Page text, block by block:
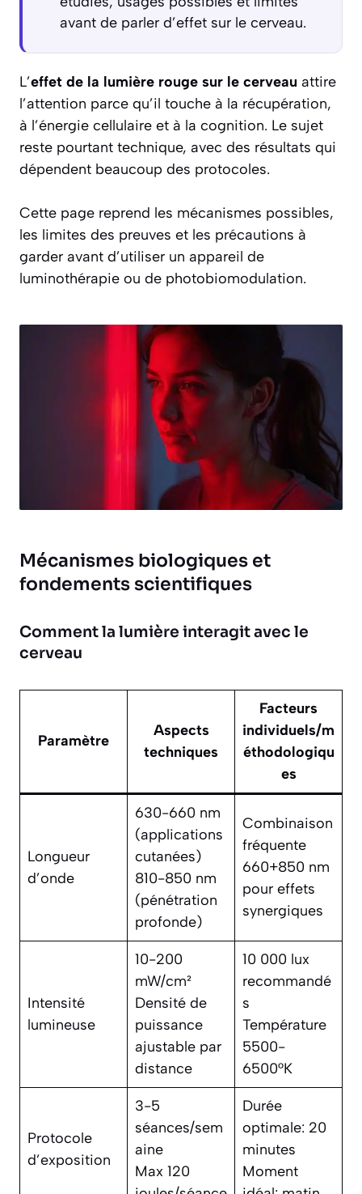
avant de parler d’effet sur le cerveau.
L’effet de la lumière rouge sur le cerveau attire
l’attention parce qu’il touche à la récupération,
à l’énergie cellulaire et à la cognition. Le sujet
reste pourtant technique, avec des résultats qui
dépendent beaucoup des protocoles.
Cette page reprend les mécanismes possibles,
les limites des preuves et les précautions à
garder avant d’utiliser un appareil de
luminothérapie ou de photobiomodulation.
Mécanismes biologiques et
fondements scientifiques
Comment la lumière interagit avec le
cerveau
Paramètre
Aspects
techniques
Facteurs
individuels/m
éthodologiqu
es
Longueur
d’onde
630-660 nm
(applications
cutanées)
810-850 nm
(pénétration
profonde)
Combinaison
fréquente
660+850 nm
pour effets
synergiques
Intensité
lumineuse
10-200
mW/cm²
Densité de
puissance
ajustable par
distance
10 000 lux
recommandé
s
Température
5500-
6500°K
Protocole
d’exposition
3-5
séances/sem
aine
Max 120
Durée
optimale: 20
minutes
Moment